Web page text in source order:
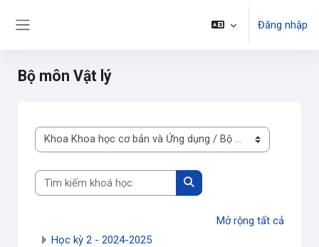
Đăng nhập
Bộ môn Vật lý
Danh mục khoá học
Tìm kiếm khoá học
Tìm kiếm khoá học
Mở rộng tất cả
Học kỳ 2 - 2024-2025